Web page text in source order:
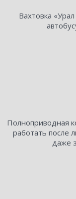
Вахтовка
Полноприводная
работать после
даже